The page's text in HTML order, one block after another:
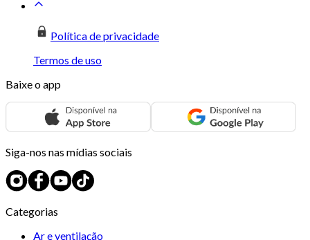
Política de privacidade
Termos de uso
Baixe o app
Siga-nos nas mídias sociais
Categorias
Ar e ventilação